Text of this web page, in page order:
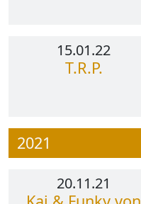
15.01.22
T.R.P.
2021
20.11.21